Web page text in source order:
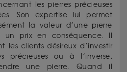
les pierres précieuses
Son expertise lui permet
la valeur d’une pierre
prix en conséquence. Il
les clients désireux d’investir
précieuses ou à l’inverse,
une pierre. Quand il